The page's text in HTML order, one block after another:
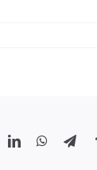
LinkedIn